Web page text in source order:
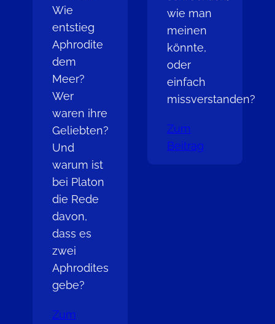
Wie
entstieg
Aphrodite
dem
Meer?
Wer
waren ihre
Geliebten?
Und
warum ist
bei Platon
die Rede
davon,
dass es
zwei
Aphrodites
gebe?
Zum
wie man
meinen
könnte,
oder
einfach
missverstanden?
Zum
Beitrag